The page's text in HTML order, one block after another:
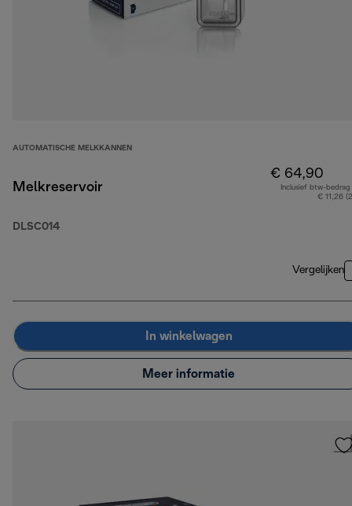
AUTOMATISCHE MELKKANNEN
Melkreservoir
DLSC014
€ 64,90
Inclusief btw-bedrag
€ 11,26
Vergelijken
In winkelwagen
Meer informatie